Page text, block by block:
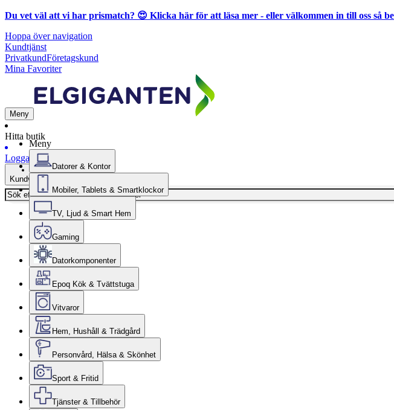
Du vet väl att vi har prismatch? 😍 Klicka här för att läsa mer - eller välkommen in till oss så
Hoppa över navigation
Kundtjänst
PrivatkundFöretagskund
Mina Favoriter
Meny
Hitta butik
Logga in
Kundvagn
Meny
Datorer & Kontor
Mobiler, Tablets & Smartklockor
TV, Ljud & Smart Hem
Gaming
Datorkomponenter
Epoq Kök & Tvättstuga
Vitvaror
Hem, Hushåll & Trädgård
Personvård, Hälsa & Skönhet
Sport & Fritid
Tjänster & Tillbehör